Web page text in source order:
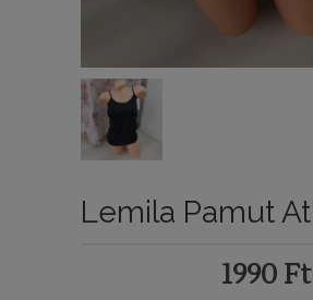
Lemila Pamut
1990 Ft